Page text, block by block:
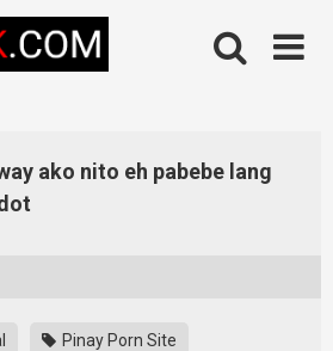
ako nito eh pabebe lang
Pinay Porn Site